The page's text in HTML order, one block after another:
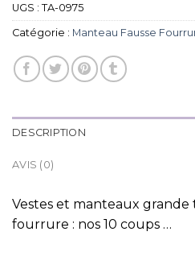
UGS : TA-0975
Catégorie : Manteau Fausse
DESCRIPTION
AVIS (0)
Vestes et manteaux grande
fourrure : nos 10 coups …